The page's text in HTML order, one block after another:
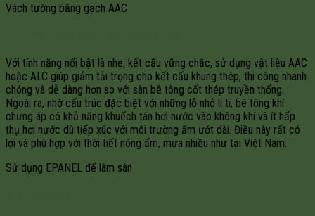
Vách tường bằng gạch AAC
Với tính năng nổi bật là nhẹ, kết cấu vững chắc, sử dụng vật liệu AAC
hoặc ALC giúp giảm tải trọng cho kết cấu khung thép, thi công nhanh
chóng và dễ dàng hơn so với sàn bê tông cốt thép truyền thống.
Ngoài ra, nhờ cấu trúc đặc biệt với những lỗ nhỏ li ti, bê tông khí
chưng áp có khả năng khuếch tán hơi nước vào không khí và ít hấp
thụ hơi nước dù tiếp xúc với môi trường ẩm ướt dài. Điều này rất có
lợi và phù hợp với thời tiết nóng ẩm, mưa nhiều như tại Việt Nam.
Sử dụng EPANEL để làm sàn